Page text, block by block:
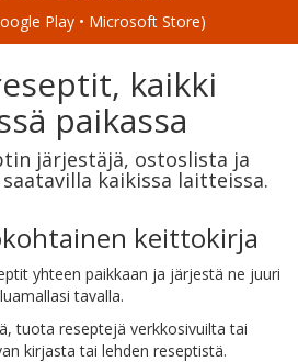
Play • Microsoft Store)
kaikki
paikassa
järjestäjä, ostoslista ja
kaikissa laitteissa.
keittokirja
yhteen paikkaan ja järjestä ne juuri
tavalla.
tuota reseptejä verkkosivuilta tai
kirjasta tai lehden reseptistä.